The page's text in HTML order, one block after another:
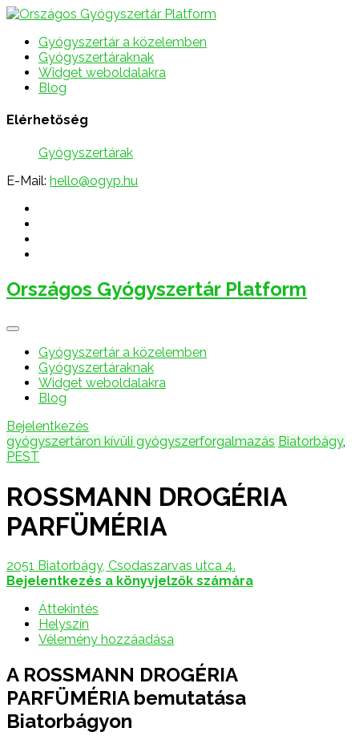
Gyógyszertár a közelemben
Gyógyszertáraknak
Widget weboldalakra
Blog
Elérhetőség
Gyógyszertárak
E-Mail: hello@ogyp.hu
Országos Gyógyszertár Platform
Gyógyszertár a közelemben
Gyógyszertáraknak
Widget weboldalakra
Blog
Bejelentkezés
gyógyszertáron kívüli gyógyszerforgalmazás Biatorbágy,
PEST
ROSSMANN DROGÉRIA
PARFÜMÉRIA
2051 Biatorbágy, Csodaszarvas utca 4.
Bejelentkezés a könyvjelzők számára
Áttekintés
Helyszín
Vélemény hozzáadása
A ROSSMANN DROGÉRIA
PARFÜMÉRIA bemutatása
Biatorbágyon